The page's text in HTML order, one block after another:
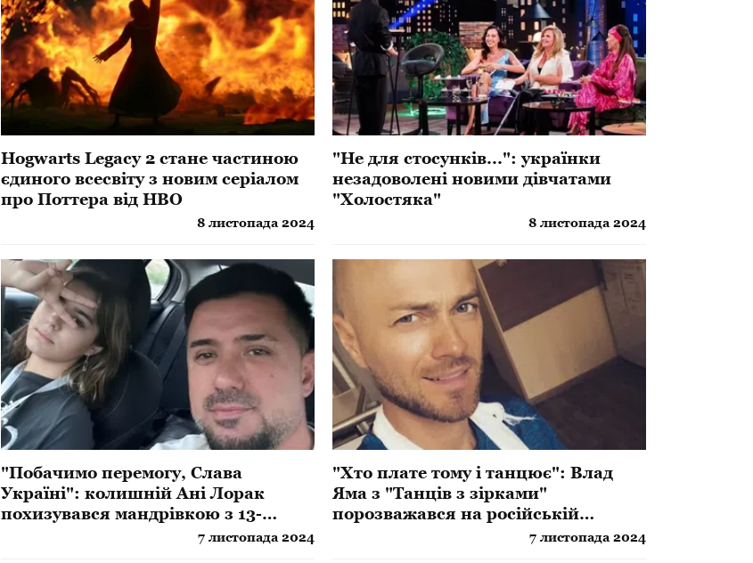
Hogwarts Legacy 2 стане частиною
єдиного всесвіту з новим серіалом
про Поттера від HBO
8 листопада 2024
"Не для стосунків...": українки
незадоволені новими дівчатами
"Холостяка"
8 листопада 2024
"Побачимо перемогу, Слава
Україні": колишній Ані Лорак
похизувався мандрівкою з 13-
7 листопада 2024
"Хто плате тому і танцює": Влад
Яма з "Танців з зірками"
порозважався на російській
вечірці, українці не змовчали
7 листопада 2024